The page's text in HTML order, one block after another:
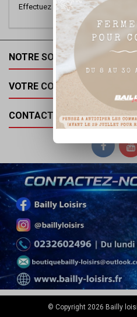
Effectuez une nouvelle recherche
NOTRE SOCIÉTÉ
VOTRE COMPTE
CONTACT
© Copyright 2026 Bailly